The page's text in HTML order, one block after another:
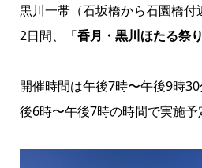
黒川一帯（石坂橋から石園橋
2日間、「香月・黒川ほたる祭り
開催時間は午後7時〜午後9時
後6時〜午後7時の時間で実施予